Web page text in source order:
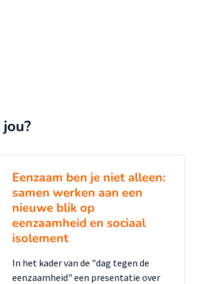
Eenzaam ben je niet alleen:
samen werken aan een
nieuwe blik op
eenzaamheid en sociaal
isolement
In het kader van de "dag tegen de
eenzaamheid" een presentatie over